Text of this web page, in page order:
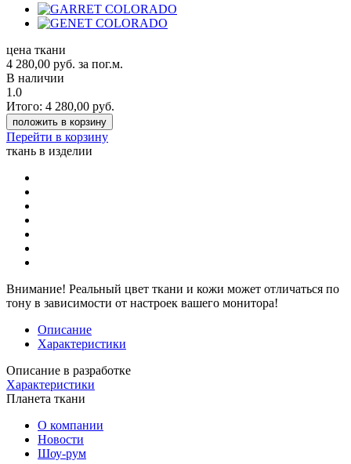
цена ткани
4 280,00 руб. за пог.м.
В наличии
1.0
Итого: 4 280,00 руб.
положить в корзину
Перейти в корзину
ткань в изделии
Внимание! Реальный цвет ткани и кожи может отличаться по
тону в зависимости от настроек вашего монитора!
Описание
Характеристики
Описание в разработке
Характеристики
Планета ткани
О компании
Новости
Шоу-рум